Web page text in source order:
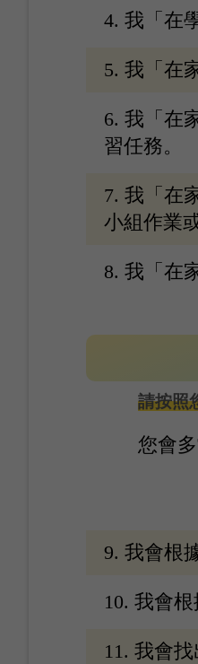
4. 我「在
5. 我「在
6. 我「在
習任務。
7. 我「在
小組作業
8. 我「在
請按照
您會
9. 我會根
10. 我會
11. 我會